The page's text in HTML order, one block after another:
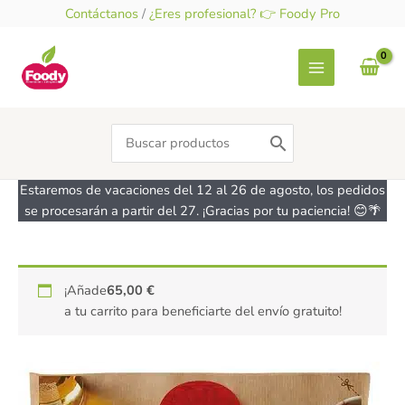
contenido
Contáctanos / ¿Eres profesional? 👉 Foody Pro
Search
for:
Estaremos de vacaciones del 12 al 26 de agosto, los pedidos
se procesarán a partir del 27. ¡Gracias por tu paciencia! 😊🌴
¡Añade65,00€
a tu carrito para beneficiarte del envío gratuito!
Tortitas
de
-
sin